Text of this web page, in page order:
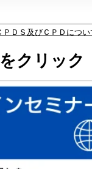
ＰＤＳ及びＣＰＤにつ
クリック